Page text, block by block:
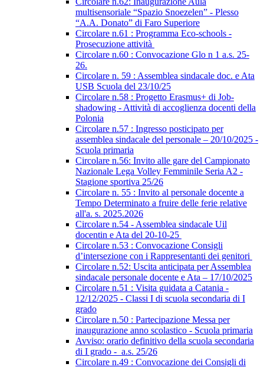
multisensoriale “Spazio Snoezelen” - Plesso
“A.A. Donato” di Faro Superiore
Circolare n.61 : Programma Eco-schools -
Prosecuzione attività
Circolare n.60 : Convocazione Glo n 1 a.s. 25-
26.
Circolare n. 59 : Assemblea sindacale doc. e Ata
USB Scuola del 23/10/25
Circolare n.58 : Progetto Erasmus+ di Job-
shadowing - Attività di accoglienza docenti della
Polonia
Circolare n.57 : Ingresso posticipato per
assemblea sindacale del personale – 20/10/2025 -
Scuola primaria
Circolare n.56: Invito alle gare del Campionato
Nazionale Lega Volley Femminile Seria A2 -
Stagione sportiva 25/26
Circolare n. 55 : Invito al personale docente a
Tempo Determinato a fruire delle ferie relative
all'a. s. 2025.2026
Circolare n.54 - Assemblea sindacale Uil
docentin e Ata del 20-10-25
Circolare n.53 : Convocazione Consigli
d’intersezione con i Rappresentanti dei genitori
Circolare n.52: Uscita anticipata per Assemblea
sindacale personale docente e Ata – 17/10/2025
Circolare n.51 : Visita guidata a Catania -
12/12/2025 - Classi I di scuola secondaria di I
grado
Circolare n.50 : Partecipazione Messa per
inaugurazione anno scolastico - Scuola primaria
Avviso: orario definitivo della scuola secondaria
di I grado - a.s. 25/26
Circolare n.49 : Convocazione dei Consigli di